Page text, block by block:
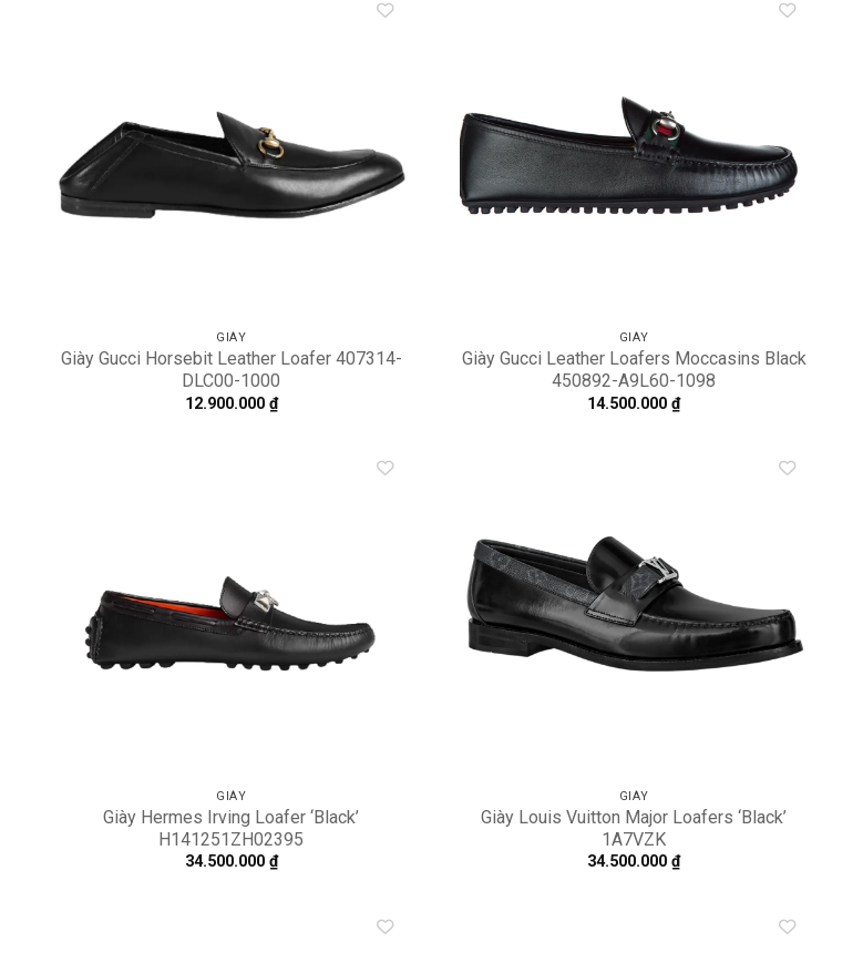
GIÀY
Giày Gucci Horsebit Leather Loafer ‎407314-
DLC00-1000
12.900.000 ₫
GIÀY
Giày Gucci Leather Loafers Moccasins Black
450892-A9L60-1098
14.500.000₫
GIÀY
Giày Hermes Irving Loafer ‘Black’
H141251ZH02395
34.500.000 ₫
GIÀY
Giày Louis Vuitton Major Loafers ‘Black’
1A7VZK
34.500.000₫